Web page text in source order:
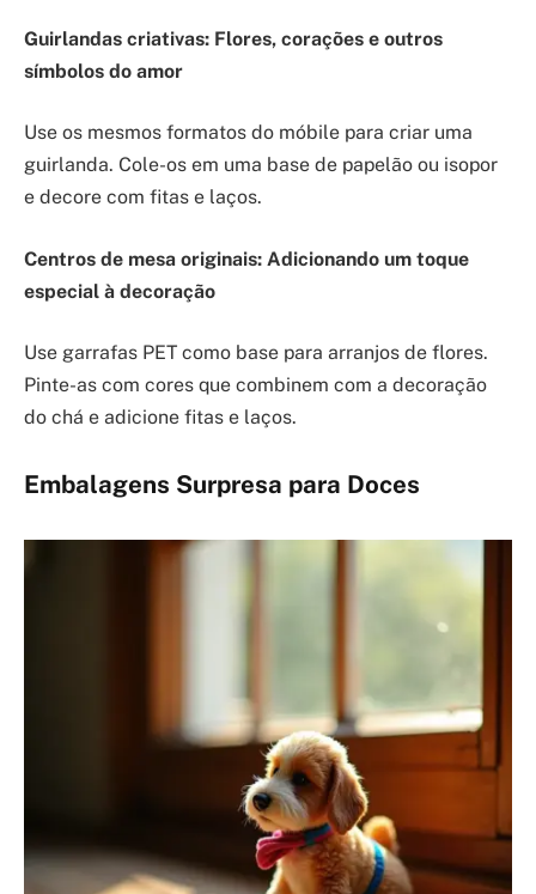
Guirlandas criativas: Flores, corações e outros
símbolos do amor
Use os mesmos formatos do móbile para criar uma
guirlanda. Cole-os em uma base de papelão ou isopor
e decore com fitas e laços.
Centros de mesa originais: Adicionando um toque
especial à decoração
Use garrafas PET como base para arranjos de flores.
Pinte-as com cores que combinem com a decoração
do chá e adicione fitas e laços.
Embalagens Surpresa para Doces